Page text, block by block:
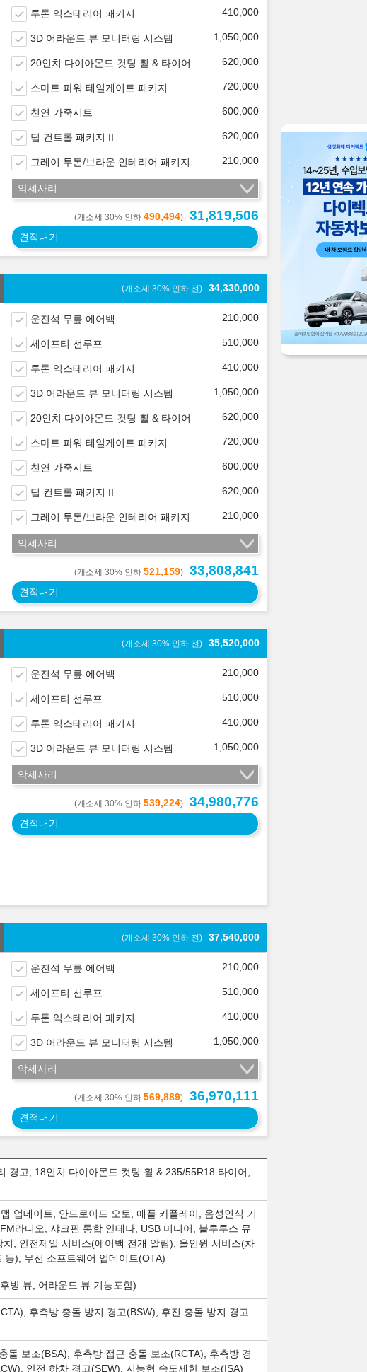
투톤 익스테리어 패키지 410,000
3D 어라운드 뷰 모니터링 시스템 1,050,000
20인치 다이아몬드 컷팅 휠 & 타이어 620,000
스마트 파워 테일게이트 패키지 720,000
천연 가죽시트 600,000
딥 컨트롤 패키지 II 620,000
그레이 투톤/브라운 인테리어 패키지 210,000
악세사리
(개소세 30% 인하 490,494) 31,819,506
견적내기
(개소세 30% 인하 전) 34,330,000
운전석 무릎 에어백 210,000
세이프티 선루프 510,000
투톤 익스테리어 패키지 410,000
3D 어라운드 뷰 모니터링 시스템 1,050,000
20인치 다이아몬드 컷팅 휠 & 타이어 620,000
스마트 파워 테일게이트 패키지 720,000
천연 가죽시트 600,000
딥 컨트롤 패키지 II 620,000
그레이 투톤/브라운 인테리어 패키지 210,000
악세사리
(개소세 30% 인하 521,159) 33,808,841
견적내기
(개소세 30% 인하 전) 35,520,000
운전석 무릎 에어백 210,000
세이프티 선루프 510,000
투톤 익스테리어 패키지 410,000
3D 어라운드 뷰 모니터링 시스템 1,050,000
악세사리
(개소세 30% 인하 539,224) 34,980,776
견적내기
(개소세 30% 인하 전) 37,540,000
운전석 무릎 에어백 210,000
세이프티 선루프 510,000
투톤 익스테리어 패키지 410,000
3D 어라운드 뷰 모니터링 시스템 1,050,000
악세사리
(개소세 30% 인하 569,889) 36,970,111
견적내기
고, 18인치 다이아몬드 컷팅 휠 & 235/55R18 타이어,
업데이트, 안드로이드 오토, 애플 카플레이, 음성인식 기
라디오, 샤크핀 통합 안테나, USB 미디어, 블루투스 뮤
, 안전제일 서비스(에어백 전개 알림), 올인원 서비스(차
), 무선 소프트웨어 업데이트(OTA)
방 뷰, 어라운드 뷰 기능포함)
후측방 충돌 방지 경고(BSW), 후진 충돌 방지 경고
보조(BSA), 후측방 접근 충돌 보조(RCTA), 후측방 경
안전 하차 경고(SEW), 지능형 속도제한 보조(ISA)